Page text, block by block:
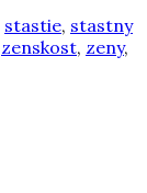
stastie, stastny
zenskost, zeny,